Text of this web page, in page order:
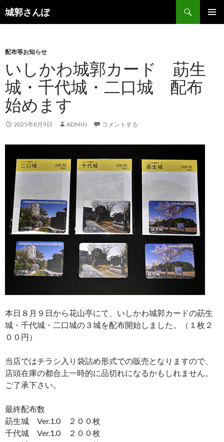
コ
ン
ツ
へ
ス
キ
ッ
プ
城郭さんぽ
検
索
配布等お知らせ
いしかわ城郭カード 莇生
城・千代城・二口城 配布
始めます
2025年8月9日 ADMIN コメントする
本日８月９日から花山亭にて、いしかわ城郭カードの莇生
城・千代城・二口城の３城を配布開始しました。（１枚２
００円）
当店ではチラシ入り袋詰め形式での販売となりますので、
店頭在庫の都合上一時的に品切れになるかもしれません。
ご了承下さい。
最終配布数
莇生城 Ver.1.0 ２００枚
千代城 Ver.1.0 ２００枚